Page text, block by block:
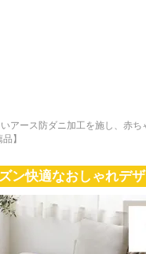
アース防ダニ加工を施し、赤
】
ン快適なおしゃれデ